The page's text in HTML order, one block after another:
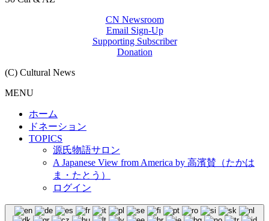
CN Newsroom
Email Sign-Up
Supporting Subscriber
Donation
(C) Cultural News
MENU
ホーム
ドネーション
TOPICS
源氏物語サロン
A Japanese View from America by 高濱賛（たかは
ま・たとう）
ログイン